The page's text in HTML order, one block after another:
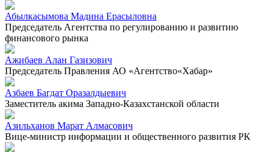
Абылкасымова Мадина Ерасыловна
Председатель Агентства по регулированию и развитию
финансового рынка
Ажибаев Алан Газизович
Председатель Правления АО «Агентство«Хабар»
Азбаев Багдат Оразалдыевич
Заместитель акима Западно-Казахстанской области
Азильханов Марат Алмасович
Вице-министр информации и общественного развития РК